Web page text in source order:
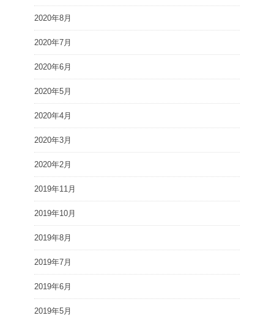
2020年8月
2020年7月
2020年6月
2020年5月
2020年4月
2020年3月
2020年2月
2019年11月
2019年10月
2019年8月
2019年7月
2019年6月
2019年5月